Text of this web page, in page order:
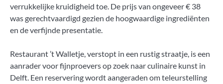
verrukkelijke kruidigheid toe. De prijs van ongeveer € 38
was gerechtvaardigd gezien de hoogwaardige ingrediënten
en de verfijnde presentatie.
Restaurant ’t Walletje, verstopt in een rustig straatje, is een
aanrader voor fijnproevers op zoek naar culinaire kunst in
Delft. Een reservering wordt aangeraden om teleurstelling